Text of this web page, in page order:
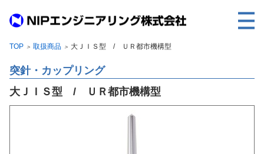
事業内容
取扱製品
TOP ＞ 取扱商品 ＞ 大ＪＩＳ型 / ＵＲ都市機構型
突針・カップリング
大ＪＩＳ型 / ＵＲ都市機構型